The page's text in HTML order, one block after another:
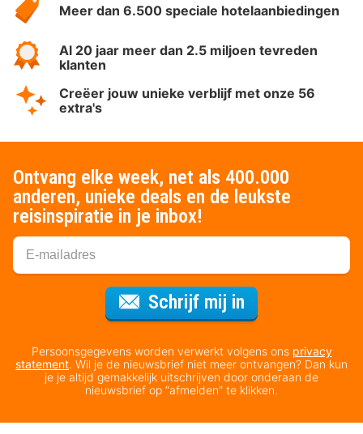
Meer dan 6.500 speciale hotelaanbiedingen
Al 20 jaar meer dan 2.5 miljoen tevreden
klanten
Creëer jouw unieke verblijf met onze 56
extra's
Ontvang elke week, net als 400.000
anderen, unieke deals en de leukste
reisinspiratie in je inbox!
Schrijf mij in
Persoonsgegevens worden verwerkt volgens ons privacy
statement. Wil je de nieuwsbrief niet meer ontvangen? Dan kun
je je altijd gemakkelijk uitschrijven door onderaan de
nieuwsbrief op “afmelden” te klikken.